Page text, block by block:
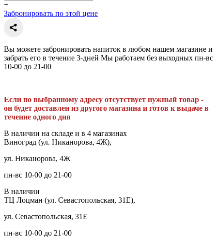
+
Забронировать по этой цене
Вы можете забронировать напиток в любом нашем магазине и
забрать его в течение 3-дней Мы работаем без выходных пн-вс
10-00 до 21-00
Если по выбранному адресу отсутствует нужный товар -
он будет доставлен из другого магазина и готов к выдаче в
течение одного дня
В наличии на складе и в 4 магазинах
Виноград (ул. Никанорова, 4Ж),
ул. Никанорова, 4Ж
пн-вс 10-00 до 21-00
В наличии
ТЦ Лоцман (ул. Севастопольская, 31Е),
ул. Севастопольская, 31Е
пн-вс 10-00 до 21-00